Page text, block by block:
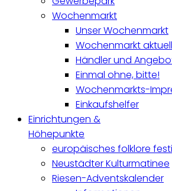
Wochenmarkt
Unser Wochenmarkt
Wochenmarkt aktuell
Händler und
Einmal ohne, bitte!
Wochenmarkts-
Einkaufshelfer
Einrichtungen &
Höhepunkte
europäisches folklore
Neustädter Kulturmatinee
Riesen-Adventskalender